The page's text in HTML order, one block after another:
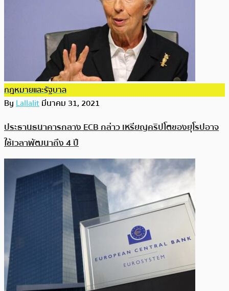
กฎหมายและรัฐบาล
ByLallalitมีนาคม 31, 2021
ประธานธนาคารกลาง ECB กล่าว เหรียญคริปโตของยุโรปอาจ
ใช้เวลาพัฒนาถึง 4 ปี